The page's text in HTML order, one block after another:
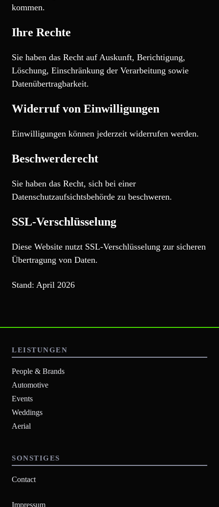
kommen.
Ihre Rechte
Sie haben das Recht auf Auskunft, Berichtigung,
Löschung, Einschränkung der Verarbeitung sowie
Datenübertragbarkeit.
Widerruf von Einwilligungen
Einwilligungen können jederzeit widerrufen werden.
Beschwerderecht
Sie haben das Recht, sich bei einer
Datenschutzaufsichtsbehörde zu beschweren.
SSL-Verschlüsselung
Diese Website nutzt SSL-Verschlüsselung zur sicheren
Übertragung von Daten.
Stand: April 2026
LEISTUNGEN
People & Brands
Automotive
Events
Weddings
Aerial
SONSTIGES
Contact
Impressum